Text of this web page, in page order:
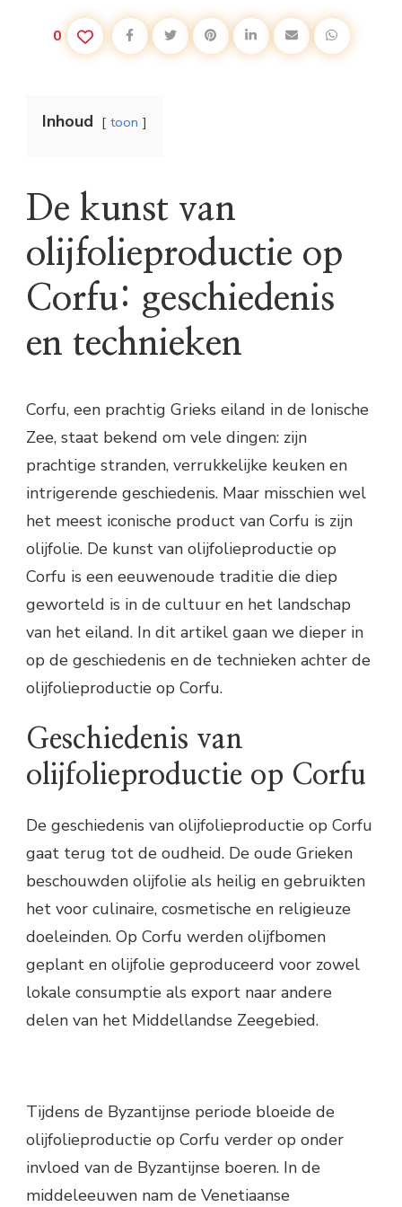
0
Inhoud toon
De kunst van
olijfolieproductie op
Corfu: geschiedenis
en technieken
Corfu, een prachtig Grieks eiland in de Ionische
Zee, staat bekend om vele dingen: zijn
prachtige stranden, verrukkelijke keuken en
intrigerende geschiedenis. Maar misschien wel
het meest iconische product van Corfu is zijn
olijfolie. De kunst van olijfolieproductie op
Corfu is een eeuwenoude traditie die diep
geworteld is in de cultuur en het landschap
van het eiland. In dit artikel gaan we dieper in
op de geschiedenis en de technieken achter de
olijfolieproductie op Corfu.
Geschiedenis van
olijfolieproductie op Corfu
De geschiedenis van olijfolieproductie op Corfu
gaat terug tot de oudheid. De oude Grieken
beschouwden olijfolie als heilig en gebruikten
het voor culinaire, cosmetische en religieuze
doeleinden. Op Corfu werden olijfbomen
geplant en olijfolie geproduceerd voor zowel
lokale consumptie als export naar andere
delen van het Middellandse Zeegebied.
Tijdens de Byzantijnse periode bloeide de
olijfolieproductie op Corfu verder op onder
invloed van de Byzantijnse boeren. In de
middeleeuwen nam de Venetiaanse